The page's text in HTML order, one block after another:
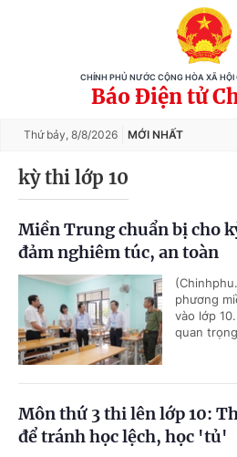
CHÍNH PHỦ NƯỚC CỘNG HÒA XÃ
Báo Điện tử
Thứ bảy, 8/8/2026 MỚI NHẤT
kỳ thi lớp 10
Miền Trung chuẩn bị cho
đảm nghiêm túc, an toàn
phương
vào lớp
quan
Môn thứ 3 thi lên lớp 10:
để tránh học lệch, học 'tủ'